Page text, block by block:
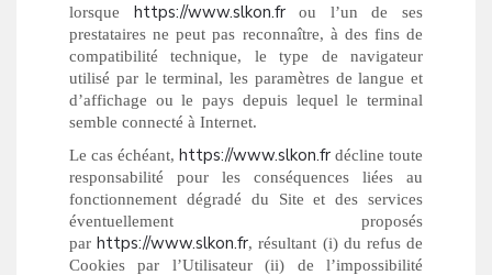
lorsque https://www.slkon.frou l’un de ses
prestataires ne peut pas reconnaître, à des fins de
compatibilité technique, le type de navigateur
utilisé par le terminal, les paramètres de langue et
d’affichage ou le pays depuis lequel le terminal
semble connecté à Internet.
Le cas échéant, https://www.slkon.fr décline toute
responsabilité pour les conséquences liées au
fonctionnement dégradé du Site et des services
éventuellement proposés
par https://www.slkon.fr, résultant (i) du refus de
Cookies par l’Utilisateur (ii) de l’impossibilité